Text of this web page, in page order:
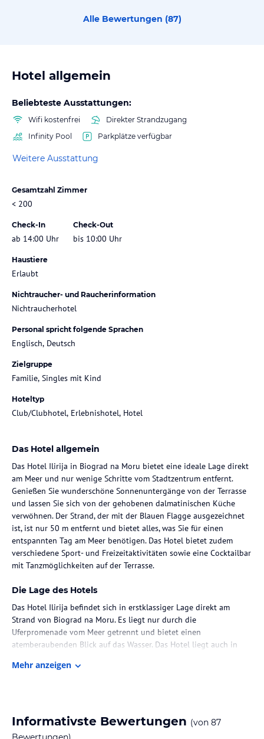
Alle Bewertungen (87)
Hotel allgemein
Beliebteste Ausstattungen:
Wifi kostenfrei
Direkter Strandzugang
Infinity Pool
Parkplätze verfügbar
Weitere Ausstattung
Gesamtzahl Zimmer
< 200
Check-In
ab 14:00 Uhr
Check-Out
bis 10:00 Uhr
Haustiere
Erlaubt
Nichtraucher- und Raucherinformation
Nichtraucherhotel
Personal spricht folgende Sprachen
Englisch, Deutsch
Zielgruppe
Familie, Singles mit Kind
Hoteltyp
Club/Clubhotel, Erlebnishotel, Hotel
Das Hotel allgemein
Das Hotel Ilirija in Biograd na Moru bietet eine ideale Lage direkt
am Meer und nur wenige Schritte vom Stadtzentrum entfernt.
Genießen Sie wunderschöne Sonnenuntergänge von der Terrasse
und lassen Sie sich von der gehobenen dalmatinischen Küche
verwöhnen. Der Strand, der mit der Blauen Flagge ausgezeichnet
ist, ist nur 50 m entfernt und bietet alles, was Sie für einen
entspannten Tag am Meer benötigen. Das Hotel bietet zudem
verschiedene Sport- und Freizeitaktivitäten sowie eine Cocktailbar
mit Tanzmöglichkeiten auf der Terrasse.
Die Lage des Hotels
Das Hotel Ilirija befindet sich in erstklassiger Lage direkt am
Strand von Biograd na Moru. Es liegt nur durch die
Uferpromenade vom Meer getrennt und bietet einen
atemberaubenden Blick auf das Wasser. Das Hotel liegt auch in
am Rand der Stadt. Die Umgebung bietet zahlreiche
Zimmer / Unterbringung im Hotel
Das Hotel Ilirija verfügt über 157 ansprechend gestaltete Zimmer,
Mehr anzeigen
Informativste Bewertungen (von 87